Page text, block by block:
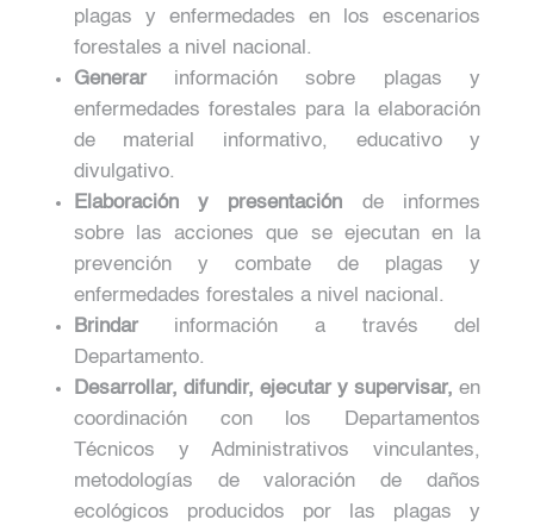
plagas y enfermedades en los escenarios
forestales a nivel nacional.
Generarinformación sobre plagas y
enfermedades forestales para la elaboración
de material informativo, educativo y
divulgativo.
Elaboración y presentación de informes
sobre las acciones que se ejecutan en la
prevención y combate de plagas y
enfermedades forestales a nivel nacional.
Brindarinformación a través del
Departamento.
Desarrollar, difundir, ejecutar y supervisar, en
coordinación con los Departamentos
Técnicos y Administrativos vinculantes,
metodologías de valoración de daños
ecológicos producidos por las plagas y